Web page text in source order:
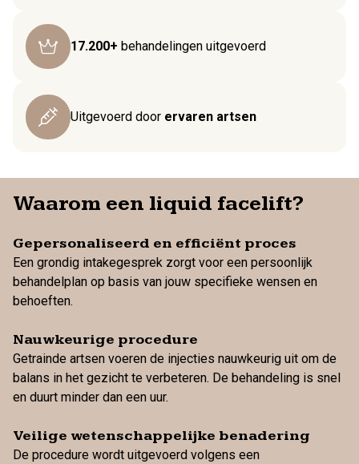
17.200+ behandelingen uitgevoerd
Uitgevoerd door ervaren artsen
Waarom een liquid facelift?
Gepersonaliseerd en efficiënt proces
Een grondig intakegesprek zorgt voor een persoonlijk
behandelplan op basis van jouw specifieke wensen en
behoeften.
Nauwkeurige procedure
Getrainde artsen voeren de injecties nauwkeurig uit om de
balans in het gezicht te verbeteren. De behandeling is snel
en duurt minder dan een uur.
Veilige wetenschappelijke benadering
De procedure wordt uitgevoerd volgens een